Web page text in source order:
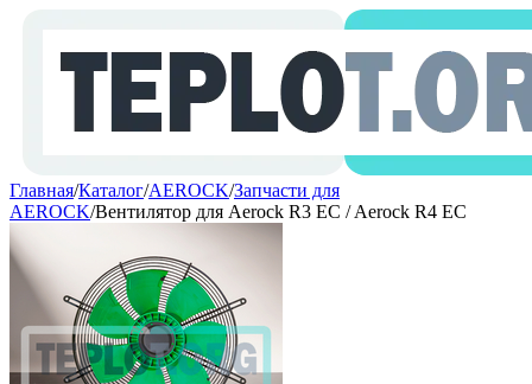
Главная/Каталог/AEROCK/Запчасти для
AEROCK/Вентилятор для Aerock R3 EC / Aerock R4 EC